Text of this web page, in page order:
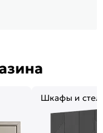
Шкафы и